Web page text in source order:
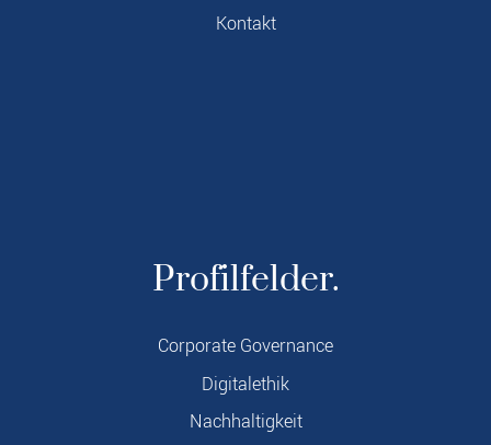
Kontakt
Profilfelder.
Corporate Governance
Digitalethik
Nachhaltigkeit